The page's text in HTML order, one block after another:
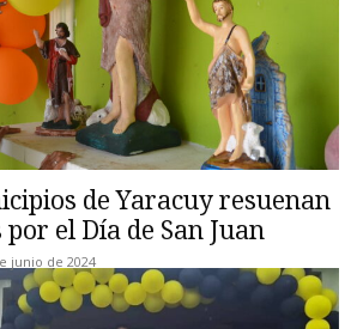
de Yaracuy resuenan
el Día de San Juan
junio de 2024